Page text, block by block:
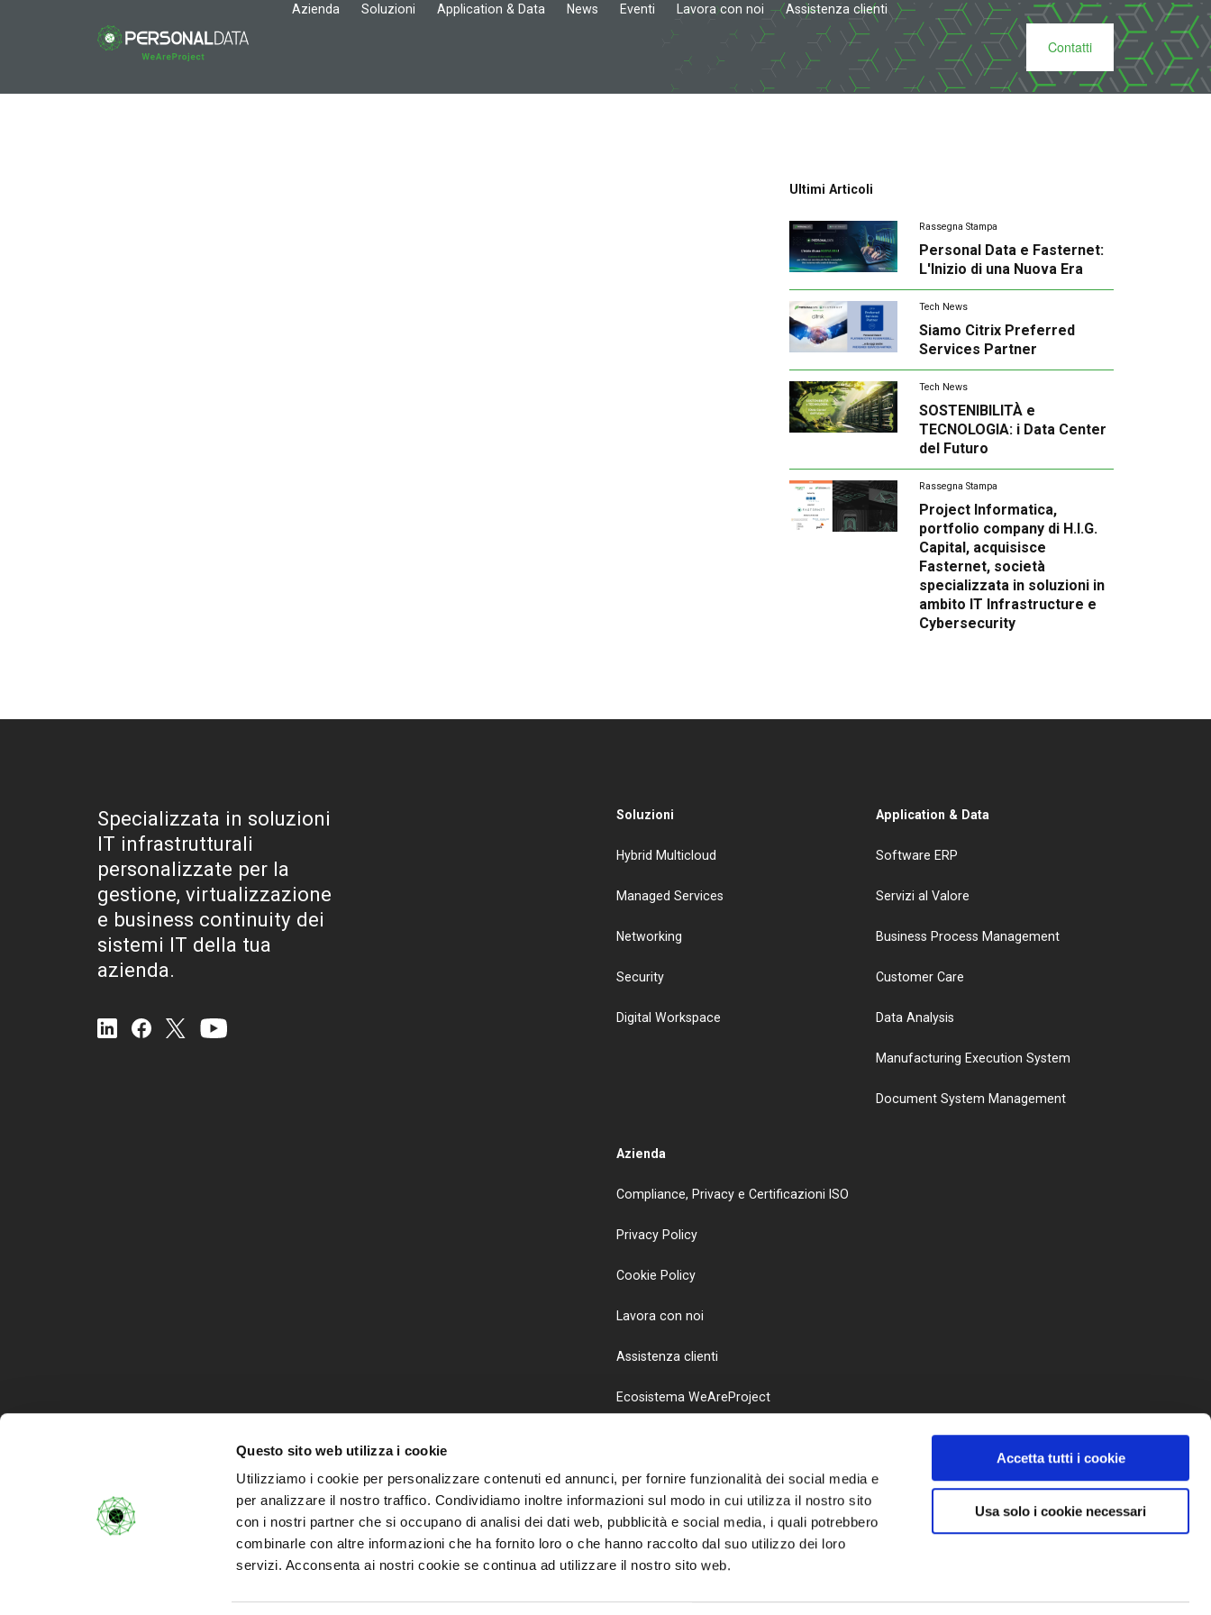
Questo sito web utilizza i cookie
Utilizziamo i cookie per personalizzare contenuti ed annunci, per fornire funzionalità dei social media e
per analizzare il nostro traffico. Condividiamo inoltre informazioni sul modo in cui utilizza il nostro sito
con i nostri partner che si occupano di analisi dei dati web, pubblicità e social media, i quali potrebbero
combinarle con altre informazioni che ha fornito loro o che hanno raccolto dal suo utilizzo dei loro
servizi. Acconsenta ai nostri cookie se continua ad utilizzare il nostro sito web.
Accetta tutti i cookie
Usa solo i cookie necessari
Azienda Soluzioni Application & Data News Eventi Lavora con noi Assistenza clienti
Contatti
Ultimi Articoli
Rassegna Stampa
Personal Data e Fasternet:
L'Inizio di una Nuova Era
Tech News
Siamo Citrix Preferred
Services Partner
Tech News
SOSTENIBILITÀ e
TECNOLOGIA: i Data Center
del Futuro
Rassegna Stampa
Project Informatica,
portfolio company di H.I.G.
Capital, acquisisce
Fasternet, società
specializzata in soluzioni in
ambito IT Infrastructure e
Cybersecurity
Specializzata in soluzioni
IT infrastrutturali
personalizzate per la
gestione, virtualizzazione
e business continuity dei
sistemi IT della tua
azienda.
Soluzioni
Hybrid Multicloud
Managed Services
Networking
Security
Digital Workspace
Application & Data
Software ERP
Servizi al Valore
Business Process Management
Customer Care
Data Analysis
Manufacturing Execution System
Document System Management
Azienda
Compliance, Privacy e Certificazioni ISO
Privacy Policy
Cookie Policy
Lavora con noi
Assistenza clienti
Ecosistema WeAreProject
© 2026 Personal Data. Via Orzinuovi, 20 - Brescia Tel. +39 030 2421818
Email info@personaldata.it
P.Iva: 03050740178